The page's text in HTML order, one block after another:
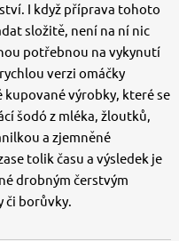
I když příprava tohoto
složitě, není na ní nic
potřebnou na vykynutí
verzi omáčky
kupované výrobky, které se
šodó z mléka, žloutků,
a zjemněné
tolik času a výsledek je
drobným čerstvým
či borůvky.